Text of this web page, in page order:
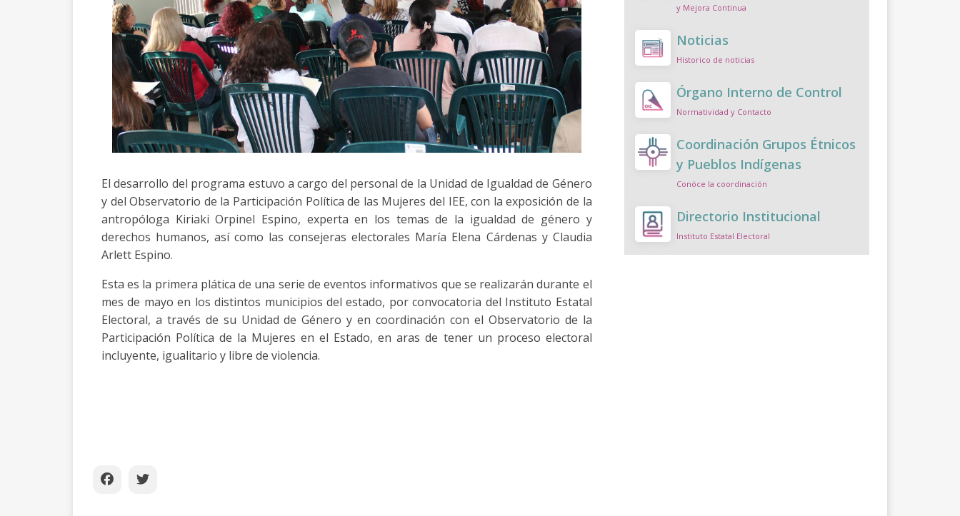
El desarrollo del programa estuvo a cargo del personal de la Unidad de Igualdad de Género
y del Observatorio de la Participación Política de las Mujeres del IEE, con la exposición de la
antropóloga Kiriaki Orpinel Espino, experta en los temas de la igualdad de género y
derechos humanos, así como las consejeras electorales María Elena Cárdenas y Claudia
Arlett Espino.
Esta es la primera plática de una serie de eventos informativos que se realizarán durante el
mes de mayo en los distintos municipios del estado, por convocatoria del Instituto Estatal
Electoral, a través de su Unidad de Género y en coordinación con el Observatorio de la
Participación Política de la Mujeres en el Estado, en aras de tener un proceso electoral
incluyente, igualitario y libre de violencia.
y Mejora Continua
Noticias
Historico de noticias
Órgano Interno de Control
Normatividad y Contacto
Coordinación Grupos Étnicos
y Pueblos Indígenas
Conóce la coordinación
Directorio Institucional
Instituto Estatal Electoral